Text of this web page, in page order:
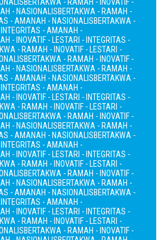
- NASIONALISBERTAKWA - RAMAH -
- AMANAH - NASIONALISBERTAKWA -
- AMANAH -
- INOVATIF - LESTARI - INTEGRITAS -
- RAMAH - INOVATIF - LESTARI -
BERTAKWA - RAMAH - INOVATIF -
- NASIONALISBERTAKWA - RAMAH -
- AMANAH - NASIONALISBERTAKWA -
- AMANAH -
- INOVATIF - LESTARI - INTEGRITAS -
- RAMAH - INOVATIF - LESTARI -
BERTAKWA - RAMAH - INOVATIF -
- NASIONALISBERTAKWA - RAMAH -
- AMANAH - NASIONALISBERTAKWA -
- AMANAH -
- INOVATIF - LESTARI - INTEGRITAS -
- RAMAH - INOVATIF - LESTARI -
BERTAKWA - RAMAH - INOVATIF -
- NASIONALISBERTAKWA - RAMAH -
- AMANAH - NASIONALISBERTAKWA -
- AMANAH -
- INOVATIF - LESTARI - INTEGRITAS -
- RAMAH - INOVATIF - LESTARI -
BERTAKWA - RAMAH - INOVATIF -